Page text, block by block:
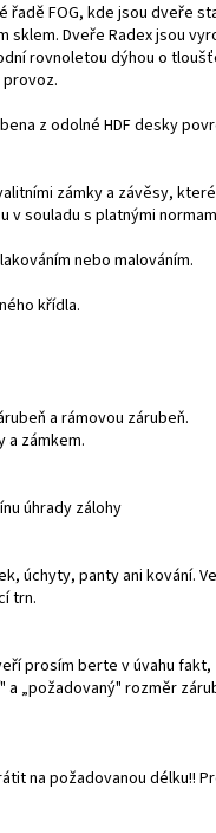
řadě FOG, kde jsou dveře
sklem. Dveře Radex jsou
rovnoletou dýhou o
z odolné HDF desky
zámky a závěsy,
v souladu s platnými
nebo malováním.
křídla.
a rámovou zárubeň.
a zámkem.
úhrady zálohy
úchyty, panty ani kování.
trn.
prosím berte v úvahu fakt,
„požadovaný" rozměr
na požadovanou délku!!